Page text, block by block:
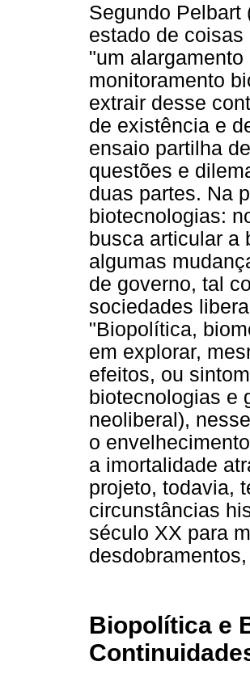
Segundo Pelbart
estado de
"um
monitoramento
extrair desse
de existência e
ensaio partilha
questões e
duas partes. Na
biotecnologias:
busca articular a
algumas
de governo, tal
sociedades
"Biopolítica,
em explorar,
efeitos, ou
biotecnologias e
neoliberal),
o
a imortalidade
projeto, todavia,
circunstâncias
século XX para
Biopolítica e